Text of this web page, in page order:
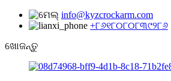
info@kyzcrockarm.com
+୮୬୧୮୦୮୦୮୩୯୨୮୬
ଖୋଜନ୍ତୁ